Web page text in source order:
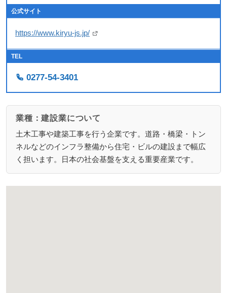
公式サイト
https://www.kiryu-js.jp/
TEL
0277-54-3401
業種：建設業について
土木工事や建築工事を行う企業です。道路・橋梁・トン
ネルなどのインフラ整備から住宅・ビルの建設まで幅広
く担います。日本の社会基盤を支える重要産業です。